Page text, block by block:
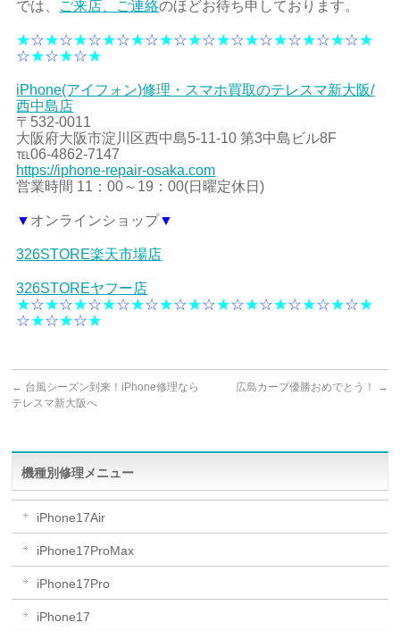
では、 ご来店、ご連絡のほどお待ち申しております。
★☆★☆★☆★☆★☆★☆★☆★☆★☆★☆★☆★☆★
☆★☆★☆★
iPhone(アイフォン)修理・スマホ買取のテレスマ新大阪/
西中島店
〒532-0011
大阪府大阪市淀川区西中島5-11-10 第3中島ビル8F
℡06-4862-7147
https://iphone-repair-osaka.com
営業時間 11：00～19：00(日曜定休日)
▼ オンラインショップ▼
326STORE楽天市場店
326STOREヤフー店
★☆★☆★☆★☆★☆★☆★☆★☆★☆★☆★☆★☆★
☆★☆★☆★
← 台風シーズン到来！iPhone修理なら
テレスマ新大阪へ
広島カープ優勝おめでとう！ →
機種別修理メニュー
iPhone17Air
iPhone17ProMax
iPhone17Pro
iPhone17